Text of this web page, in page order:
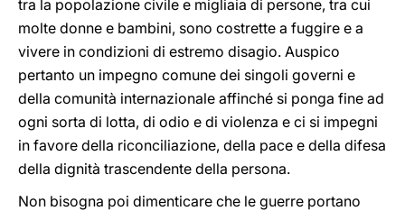
tra la popolazione civile e migliaia di persone, tra cui
molte donne e bambini, sono costrette a fuggire e a
vivere in condizioni di estremo disagio. Auspico
pertanto un impegno comune dei singoli governi e
della comunità internazionale affinché si ponga fine ad
ogni sorta di lotta, di odio e di violenza e ci si impegni
in favore della riconciliazione, della pace e della difesa
della dignità trascendente della persona.
Non bisogna poi dimenticare che le guerre portano